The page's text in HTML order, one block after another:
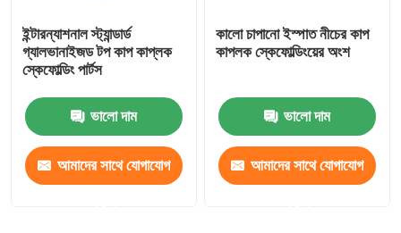
ইন্টারন্যাশনাল স্ট্যান্ডার্ড
গ্যালভানাইজড টপ কাপ কাপ্লক
স্কেফোল্ডিং পার্টস
ভালো দাম
আমাদের সাথে যোগাযোগ
কালো চাপানো ইস্পাত নীচের কাপ
কাপলক স্কেফোল্ডিংয়ের অংশ
ভালো দাম
আমাদের সাথে যোগাযোগ